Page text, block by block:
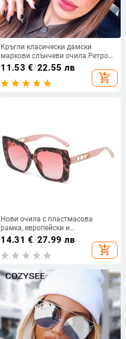
Кръгли класически дамски
маркови слънчеви очила Ретро
мода LAGELUVE RAPAUOMR
Луксозни мъжки дизайнерски
слънчеви очила
11.53 €/22.55 лв
add_shopping_cart
Нови очила с пластмасова
рамка, европейски и
американски модни тенденции с
голяма рамка, слънчеви очила с
сенник за открито
14.31 €/27.99 лв
add_shopping_cart